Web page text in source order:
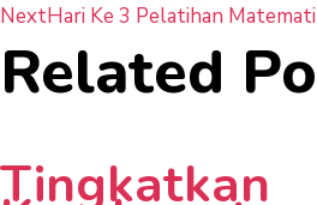
NextHari Ke 3 Pelatihan
Related
Tingkatkan